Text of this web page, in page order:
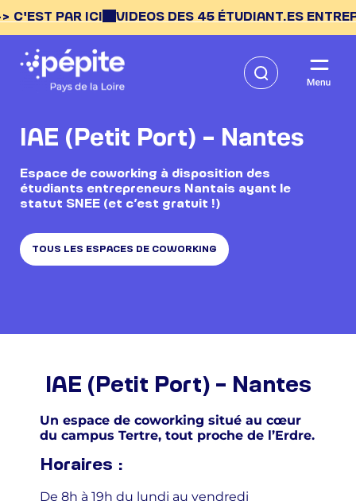
PAR ICI VIDEOS DES 45 ÉTUDIANT.ES
IAE (Petit Port) – Nantes
Espace de coworking à disposition des
étudiants entrepreneurs Nantais ayant le
statut SNEE (et c’est gratuit !)
TOUS LES ESPACES DE COWORKING
IAE (Petit Port) – Nantes
Un espace de coworking situé au cœur
du campus Tertre, tout proche de l’Erdre.
Horaires :
De 8h à 19h du lundi au vendredi